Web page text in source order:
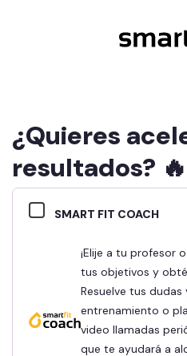
¿Quieres
resultados? 🔥
SMART FIT COACH
¡Elije a tu profesor o nutricionista, establece
tus objetivos y
Resuelve tus
entrenamiento o
video llamadas
que te ayudará a